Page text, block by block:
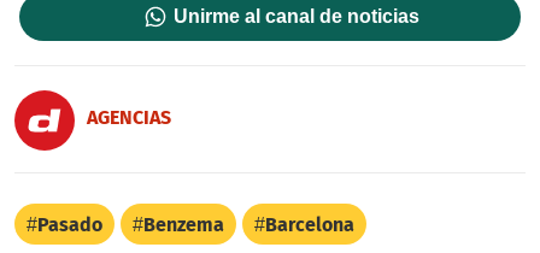
Unirme al canal de noticias
AGENCIAS
Pasado Benzema Barcelona